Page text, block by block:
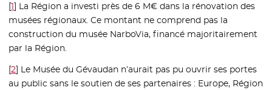
[1] La Région a investi près de 6 M€ dans la rénovation des
musées régionaux. Ce montant ne comprend pas la
construction du musée NarboVia, financé majoritairement
par la Région.
[2] Le Musée du Gévaudan n’aurait pas pu ouvrir ses portes
au public sans le soutien de ses partenaires : Europe, Région